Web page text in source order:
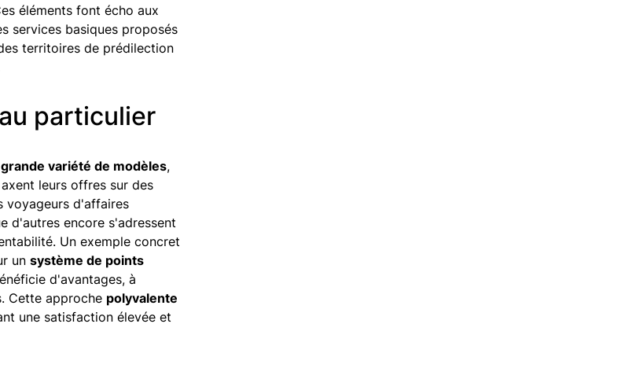
éléments font écho aux
services basiques proposés
territoires de prédilection
particulier
variété de modèles,
leurs offres sur des
voyageurs d'affaires
d'autres encore s'adressent
Un exemple concret
un système de points
d'avantages, à
Cette approche polyvalente
une satisfaction élevée et